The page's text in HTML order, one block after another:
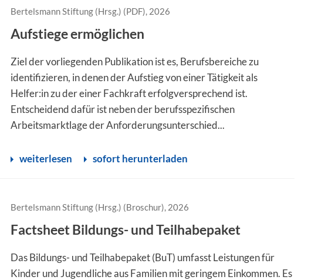
Bertelsmann Stiftung (Hrsg.) (PDF), 2026
Aufstiege ermöglichen
Ziel der vorliegenden Publikation ist es, Berufsbereiche zu
identifizieren, in denen der Aufstieg von einer Tätigkeit als
Helfer:in zu der einer Fachkraft erfolgversprechend ist.
Entscheidend dafür ist neben der berufsspezifischen
Arbeitsmarktlage der Anforderungsunterschied...
weiterlesen sofort herunterladen
Bertelsmann Stiftung (Hrsg.) (Broschur), 2026
Factsheet Bildungs- und Teilhabepaket
Das Bildungs- und Teilhabepaket (BuT) umfasst Leistungen für
Kinder und Jugendliche aus Familien mit geringem Einkommen. Es